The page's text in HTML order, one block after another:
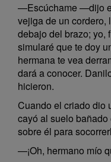
—Escúchame —dijo
vejiga de un cordero,
debajo del brazo; yo,
simularé que te doy
hermana te vea
dará a conocer.
hicieron.
Cuando el criado dio
cayó al suelo
sobre él para
—¡Oh, hermano mío